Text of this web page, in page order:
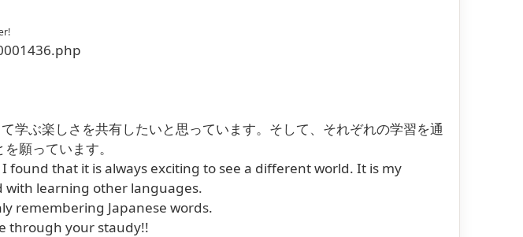
学ぶ楽しさを共有したいと思っています。そして、それぞれの学習を通
願っています。
that it is always exciting to see a different world. It is my
learning other languages.
remembering Japanese words.
through your staudy!!